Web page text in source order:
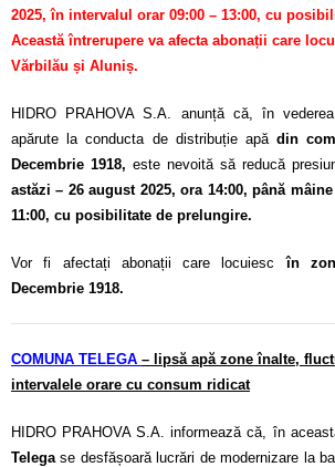
2025, în intervalul orar 09:00 – 13:00, cu
Această întrerupere va afecta abonații care
Vărbilău și Aluniș.
HIDRO PRAHOVA S.A. anunță că, în
apărute la conducta de distribuție apădin
Decembrie 1918, este nevoită să reducă
astăzi – 26 august 2025, ora 14:00, până
11:00, cu posibilitate de prelungire.
Vor fi afectați abonații care locuiescîn
Decembrie 1918.
COMUNA TELEGA – lipsă apă zone înalte,
intervalele orare cu consum ridicat
HIDRO PRAHOVA S.A. informează că, în
Telega se desfășoară lucrări de modernizare la